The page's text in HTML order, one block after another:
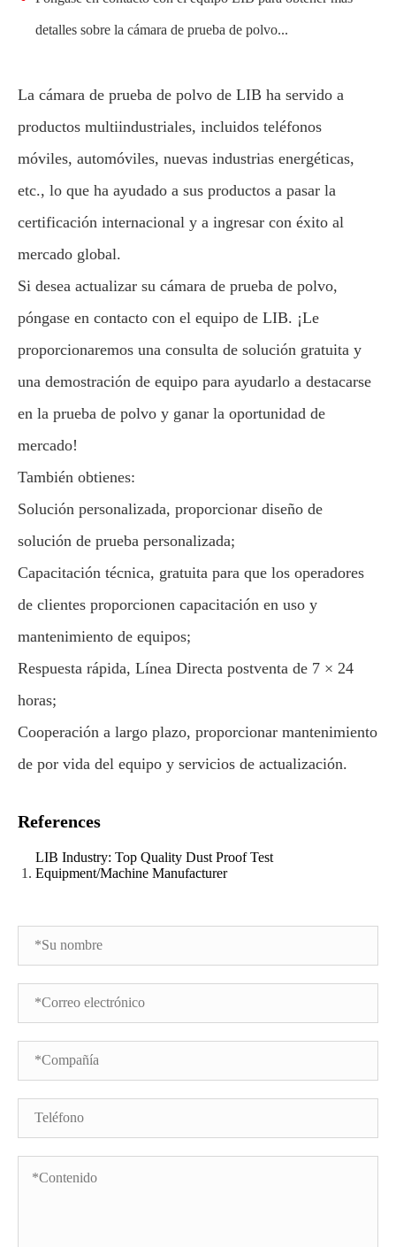
detalles sobre la cámara de prueba de polvo...
La cámara de prueba de polvo de LIB ha servido a
productos multiindustriales, incluidos teléfonos
móviles, automóviles, nuevas industrias energéticas,
etc., lo que ha ayudado a sus productos a pasar la
certificación internacional y a ingresar con éxito al
mercado global.
Si desea actualizar su cámara de prueba de polvo,
póngase en contacto con el equipo de LIB. ¡Le
proporcionaremos una consulta de solución gratuita y
una demostración de equipo para ayudarlo a destacarse
en la prueba de polvo y ganar la oportunidad de
mercado!
También obtienes:
Solución personalizada, proporcionar diseño de
solución de prueba personalizada;
Capacitación técnica, gratuita para que los operadores
de clientes proporcionen capacitación en uso y
mantenimiento de equipos;
Respuesta rápida, Línea Directa postventa de 7 × 24
horas;
Cooperación a largo plazo, proporcionar mantenimiento
de por vida del equipo y servicios de actualización.
References
LIB Industry: Top Quality Dust Proof Test
Equipment/Machine Manufacturer